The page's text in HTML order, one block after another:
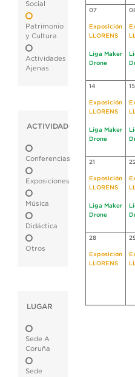
Social
Patrimonio
y Cultura
Actividades
Ajenas
ACTIVIDAD
Conferencias
Exposiciones
Música
Didáctica
Otros
LUGAR
Sede A
Coruña
Sede
07
Exposición
LLORENS
Liga Maker
Drone
14
Exposición
LLORENS
Liga Maker
Drone
15
21
Exposición
LLORENS
Liga Maker
Drone
28
Exposición
LLORENS